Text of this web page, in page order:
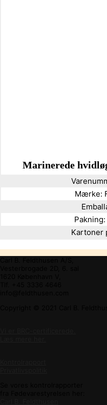
Marinerede
Mærke:
Pakning:
Kartoner